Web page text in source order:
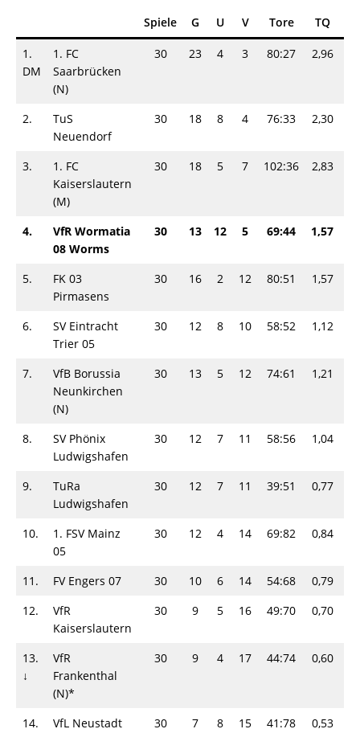
Spiele G U V Tore TQ
1.
DM
1. FC
Saarbrücken
(N)
30 23 4 3 80:27 2,96
2.
TuS
Neuendorf
30 18 8 4 76:33 2,30
3.
1. FC
Kaiserslautern
(M)
30 18 5 7 102:36 2,83
4.
VfR Wormatia
08 Worms
30 13 12 5 69:44 1,57
5.
FK 03
Pirmasens
30 16 2 12 80:51 1,57
6.
SV Eintracht
Trier 05
30 12 8 10 58:52 1,12
7.
VfB Borussia
Neunkirchen
(N)
30 13 5 12 74:61 1,21
8.
SV Phönix
Ludwigshafen
30 12 7 11 58:56 1,04
9.
TuRa
Ludwigshafen
30 12 7 11 39:51 0,77
10.
1. FSV Mainz
05
30 12 4 14 69:82 0,84
11. FV Engers 07 30 10 6 14 54:68 0,79
12.
VfR
Kaiserslautern
30 9 5 16 49:70 0,70
13.
↓
VfR
Frankenthal
(N)*
30 9 4 17 44:74 0,60
14.
VfL Neustadt 30 7 8 15 41:78 0,53